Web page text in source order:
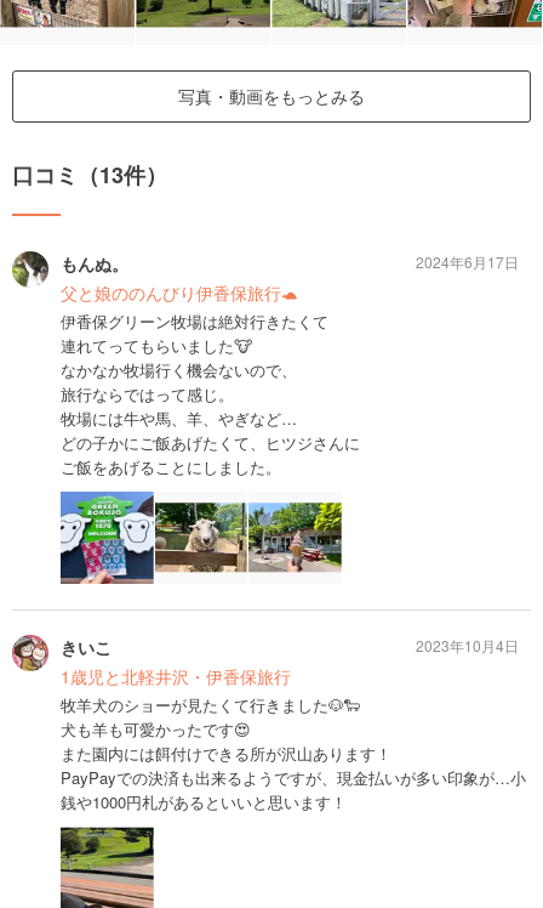
写真・動画をもっとみる
口コミ（13件）
もんぬ。
父と娘ののんびり伊香保旅行🐢
伊香保グリーン牧場は絶対行きたくて
連れてってもらいました🐮
なかなか牧場行く機会ないので、
旅行ならではって感じ。
牧場には牛や馬、羊、やぎなど…
どの子かにご飯あげたくて、ヒツジさんに
ご飯をあげることにしました。
2024年6月17日
きいこ
1歳児と北軽井沢・伊香保旅行
牧羊犬のショーが見たくて行きました🐶🐑
犬も羊も可愛かったです😍
また園内には餌付けできる所が沢山あります！
PayPayでの決済も出来るようですが、現金払いが多い印象が…小
銭や1000円札があるといいと思います！
2023年10月4日